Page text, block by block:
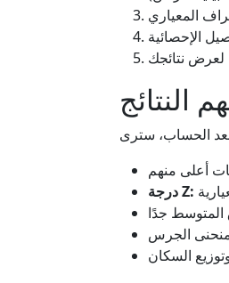
النتائج
أعلى منهم
درجة Z:
الجرس
السكان